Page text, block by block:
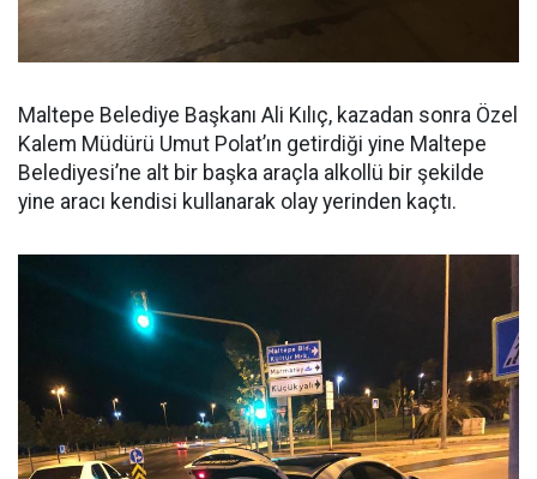
Maltepe Belediye Başkanı Ali Kılıç, kazadan sonra Özel
Kalem Müdürü Umut Polat’ın getirdiği yine Maltepe
Belediyesi’ne alt bir başka araçla alkollü bir şekilde
yine aracı kendisi kullanarak olay yerinden kaçtı.